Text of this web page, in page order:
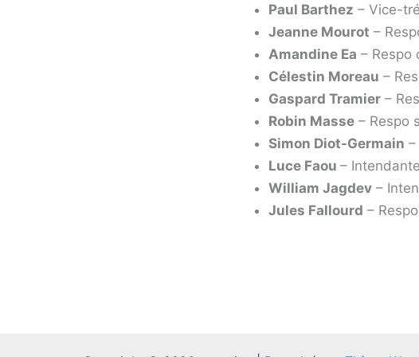
Paul Barthez – Vice-
Jeanne Mourot –
Amandine Ea – Respo
Célestin Moreau –
Gaspard Tramier –
Robin Masse – Respo
Simon Diot-Germain
Luce Faou – Intendante
William Jagdev –
Jules Fallourd –